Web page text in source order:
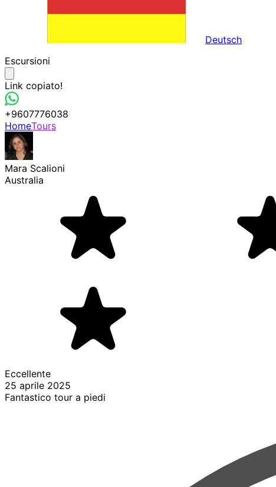
Deutsch
Escursioni
Link copiato!
+9607776038
HomeTours
Mara Scalioni
Australia
Eccellente
25 aprile 2025
Fantastico tour a piedi